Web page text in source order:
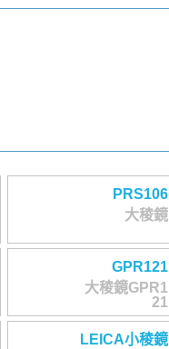
PRS106
大稜鏡
GPR121
大稜鏡GPR1
21
LEICA小稜鏡